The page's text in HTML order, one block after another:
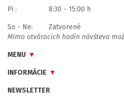
Pi : 8:30 - 15:00 h
So - Ne: Zatvorené
Mimo otváracích hodín návšteva
MENU
INFORMÁCIE
NEWSLETTER